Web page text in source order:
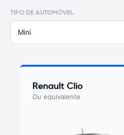
TIPO DE AUTOMÓVEL
Mini
Renault Clio
Ou equivalente